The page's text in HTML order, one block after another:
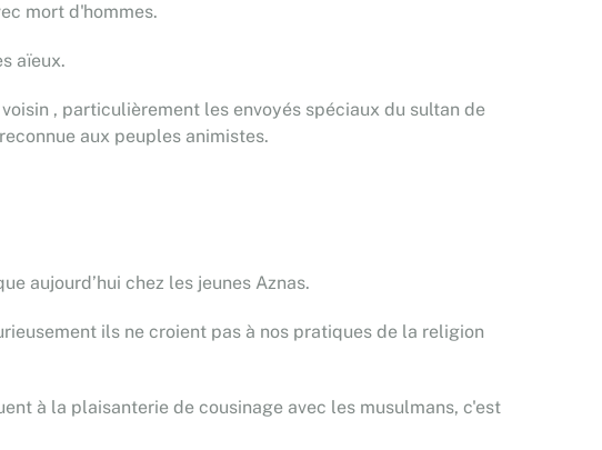
mort d'hommes.
aïeux.
, particulièrement les envoyés spéciaux du sultan de
aux peuples animistes.
aujourd’hui chez les jeunes Aznas.
ils ne croient pas à nos pratiques de la religion
à la plaisanterie de cousinage avec les musulmans, c'est